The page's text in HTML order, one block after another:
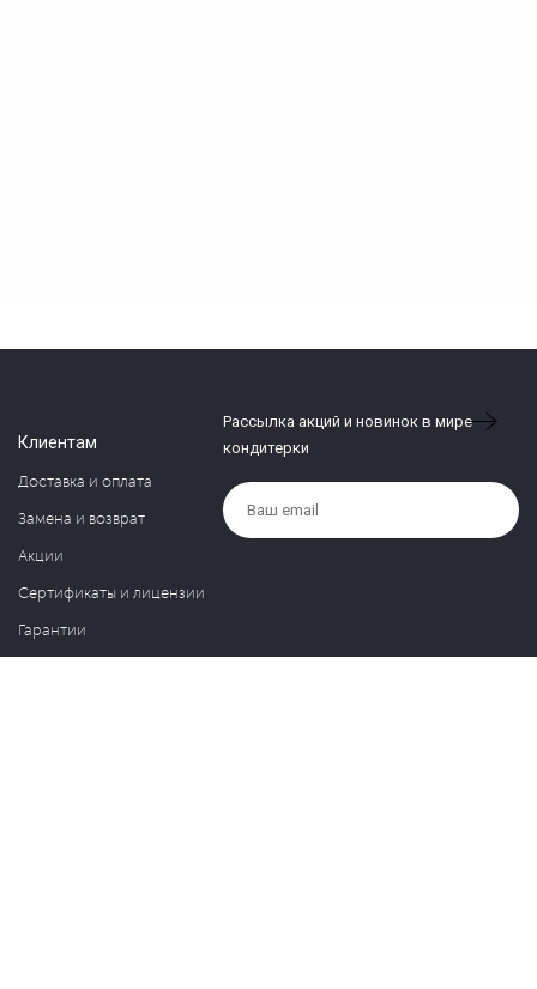
Клиентам
Доставка и оплата
Замена и возврат
Акции
Сертификаты и лицензии
Гарантии
Рассылка акций и новинок в мире
кондитерки